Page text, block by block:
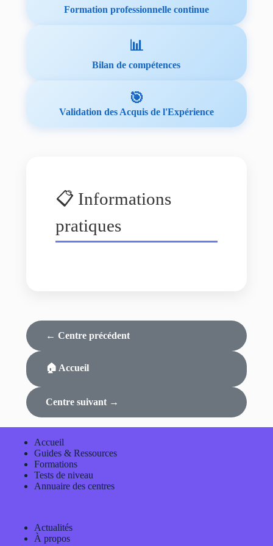
Formation professionnelle continue
📊
Bilan de compétences
🎯
Validation des Acquis de l'Expérience
📋 Informations
pratiques
← Centre précédent
🏠 Accueil
Centre suivant →
Accueil
Guides & Ressources
Formations
Tests de niveau
Annuaire des centres
Actualités
À propos